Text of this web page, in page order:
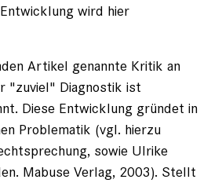
wird hier
Artikel genannte Kritik an
"zuviel" Diagnostik ist
Diese Entwicklung gründet in
Problematik (vgl. hierzu
sowie Ulrike
Mabuse Verlag, 2003). Stellt